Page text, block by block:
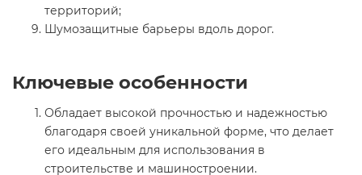
территорий;
Шумозащитные барьеры вдоль дорог.
Ключевые особенности
Обладает высокой прочностью и надежностью
благодаря своей уникальной форме, что делает
его идеальным для использования в
строительстве и машиностроении.